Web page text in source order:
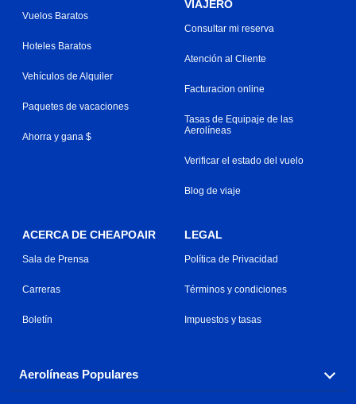
Vuelos Baratos
Hoteles Baratos
Vehículos de Alquiler
Paquetes de vacaciones
Ahorra y gana $
VIAJERO
Consultar mi reserva
Atención al Cliente
Facturacion online
Tasas de Equipaje de las
Aerolíneas
Verificar el estado del vuelo
Blog de viaje
ACERCA DE CHEAPOAIR
Sala de Prensa
Carreras
Boletín
LEGAL
Política de Privacidad
Términos y condiciones
Impuestos y tasas
Aerolíneas Populares